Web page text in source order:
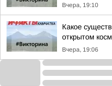
Вчера, 19:10
Какое
открытом
Вчера, 19:06